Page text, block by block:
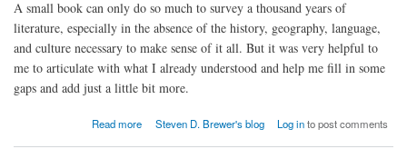
A small book can only do so much to survey a thousand years of
literature, especially in the absence of the history, geography, language,
and culture necessary to make sense of it all. But it was very helpful to
me to articulate with what I already understood and help me fill in some
gaps and add just a little bit more.
Read more
about Court Poetry and the Roots of HaikuSteven D. Brewer's blog Log into post comments